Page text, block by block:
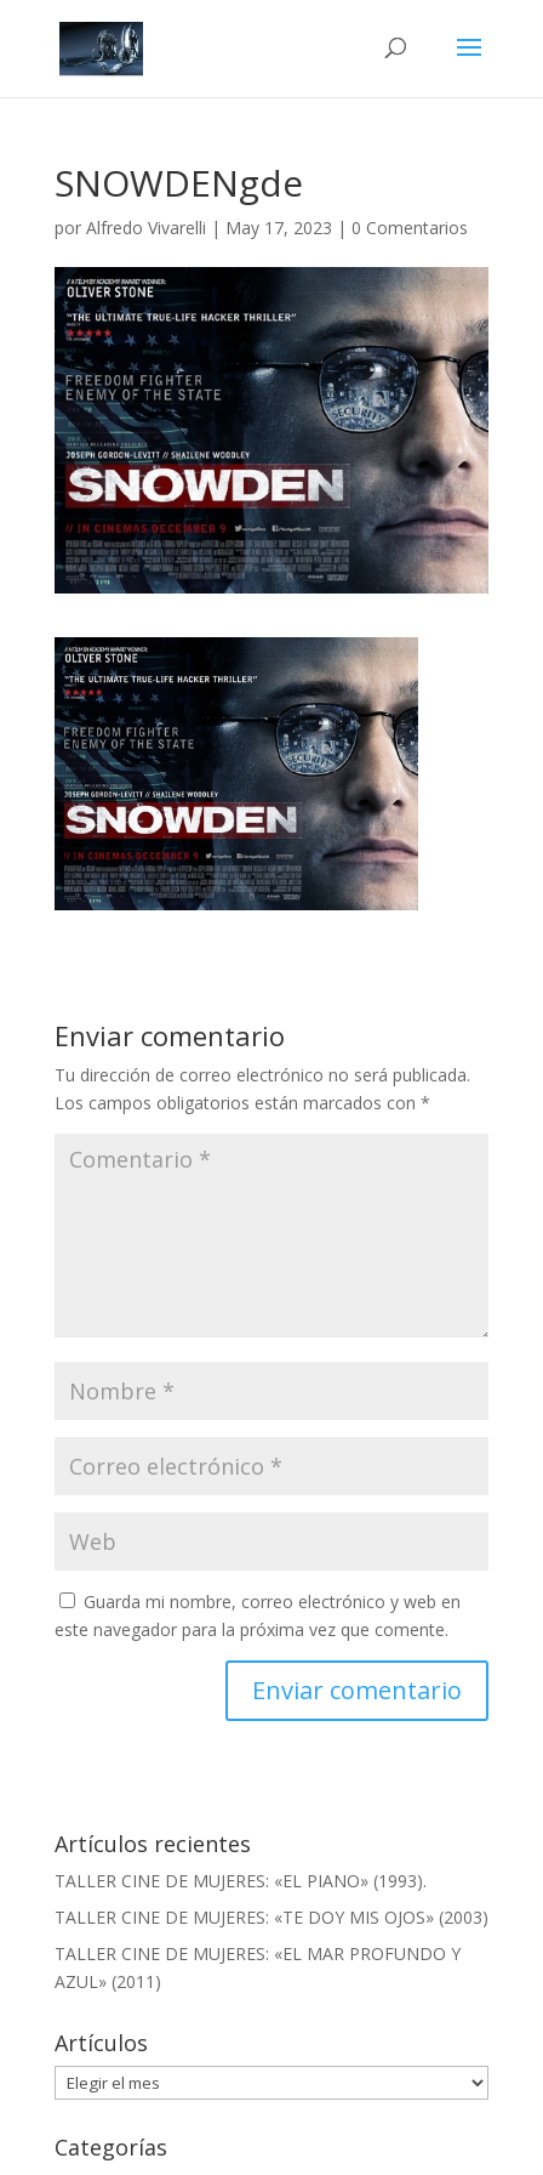
SNOWDENgde
por Alfredo Vivarelli | May 17, 2023 | 0 Comentarios
Enviar comentario
Tu dirección de correo electrónico no será publicada.
Los campos obligatorios están marcados con *
Guarda mi nombre, correo electrónico y web en
este navegador para la próxima vez que comente.
Artículos recientes
TALLER CINE DE MUJERES: «EL PIANO» (1993).
TALLER CINE DE MUJERES: «TE DOY MIS OJOS» (2003)
TALLER CINE DE MUJERES: «EL MAR PROFUNDO Y
AZUL» (2011)
Artículos
Artículos
Categorías